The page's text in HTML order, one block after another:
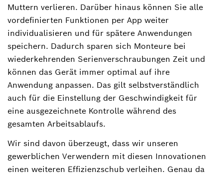
Muttern verlieren. Darüber hinaus können Sie alle
vordefinierten Funktionen per App weiter
individualisieren und für spätere Anwendungen
speichern. Dadurch sparen sich Monteure bei
wiederkehrenden Serienverschraubungen Zeit und
können das Gerät immer optimal auf ihre
Anwendung anpassen. Das gilt selbstverständlich
auch für die Einstellung der Geschwindigkeit für
eine ausgezeichnete Kontrolle während des
gesamten Arbeitsablaufs.
Wir sind davon überzeugt, dass wir unseren
gewerblichen Verwendern mit diesen Innovationen
einen weiteren Effizienzschub verleihen. Genau da